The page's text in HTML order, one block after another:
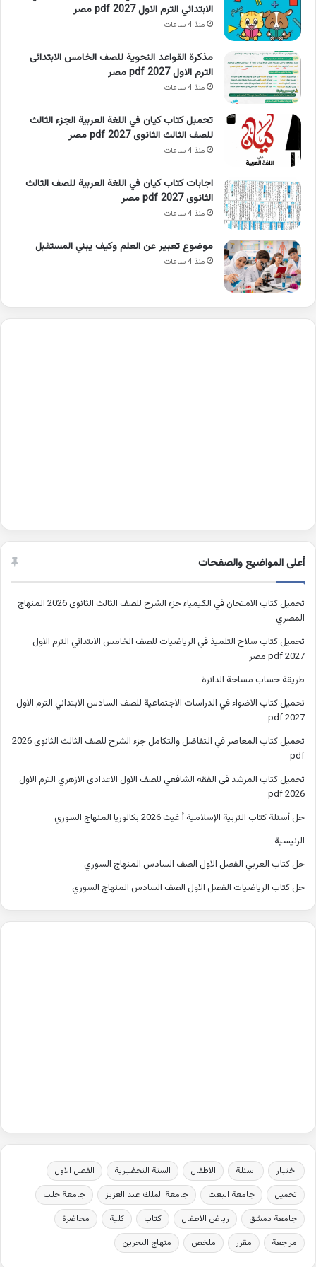
الابتدائي الترم الاول 2027 pdf مصر
منذ 4 ساعات
مذكرة القواعد النحوية للصف الخامس الابتدائى
الترم الاول 2027 pdf مصر
منذ 4 ساعات
تحميل كتاب كيان في اللغة العربية الجزء الثالث
للصف الثالث الثانوى 2027 pdf مصر
منذ 4 ساعات
اجابات كتاب كيان في اللغة العربية للصف الثالث
الثانوى 2027 pdf مصر
منذ 4 ساعات
موضوع تعبير عن العلم وكيف يبني المستقبل
منذ 4 ساعات
أعلى المواضيع والصفحات
تحميل كتاب الامتحان في الكيمياء جزء الشرح للصف الثالث الثانوى 2026 المنهاج
المصري
تحميل كتاب سلاح التلميذ في الرياضيات للصف الخامس الابتدائي الترم الاول
2027 pdf مصر
طريقة حساب مساحة الدائرة
تحميل كتاب الاضواء في الدراسات الاجتماعية للصف السادس الابتدائي الترم الاول
2027 pdf
تحميل كتاب المعاصر في التفاضل والتكامل جزء الشرح للصف الثالث الثانوى 2026
pdf
تحميل كتاب المرشد فى الفقه الشافعي للصف الاول الاعدادى الازهري الترم الاول
2026 pdf
حل أسئلة كتاب التربية الإسلامية أ غيث 2026 بكالوريا المنهاج السوري
الرئيسية
حل كتاب العربي الفصل الاول الصف السادس المنهاج السوري
حل كتاب الرياضيات الفصل الاول الصف السادس المنهاج السوري
اختبار اسئلة الاطفال السنة التحضيرية
الفصل الاول
تحميل
جامعة البعث جامعة الملك عبد العزيز
جامعة حلب
جامعة دمشق
رياض الاطفال كتاب كلية
محاضرة
مراجعة
مقرر ملخص منهاج البحرين